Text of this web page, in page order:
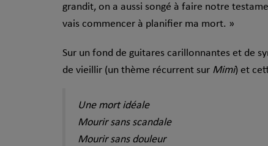
grandit, on a aussi songé à faire notre
vais commencer à planifier ma mort. »
Sur un fond de guitares carillonnantes et de
de vieillir (un thème récurrent sur Mimi) et
Une mort idéale
Mourir sans scandale
Mourir sans douleur